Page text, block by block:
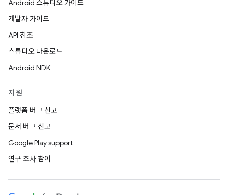
Android 스튜디오 가이드
개발자 가이드
API 참조
스튜디오 다운로드
Android NDK
지원
플랫폼 버그 신고
문서 버그 신고
Google Play support
연구 조사 참여